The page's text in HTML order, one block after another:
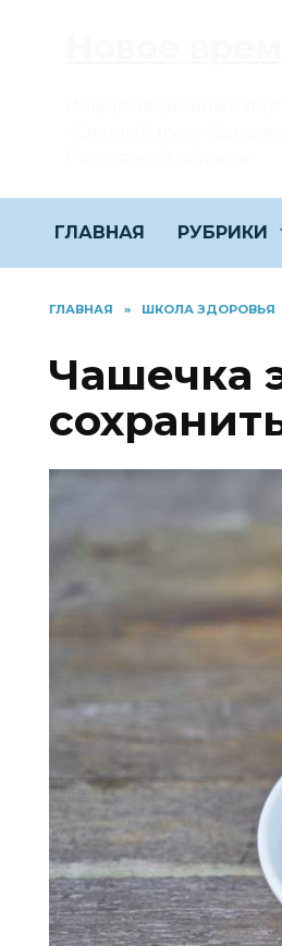
ГЛАВНАЯ РУБРИКИ
ГЛАВНАЯ » ШКОЛА ЗДОРОВЬЯ
Чашечка